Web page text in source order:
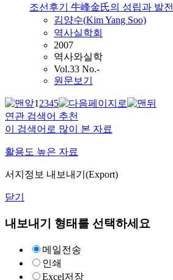
조선후기 牛峰金氏의 성립과 발전
김양수(KimYang Soo)
역사실학회
2007
역사와실학
Vol.33 No.-
원문보기
12345
연관 검색어 추천
이 검색어로 많이 본 자료
활용도 높은 자료
서지정보 내보내기(Export)
닫기
내보내기 형태를 선택하세요
메일전송
인쇄
Excel저장